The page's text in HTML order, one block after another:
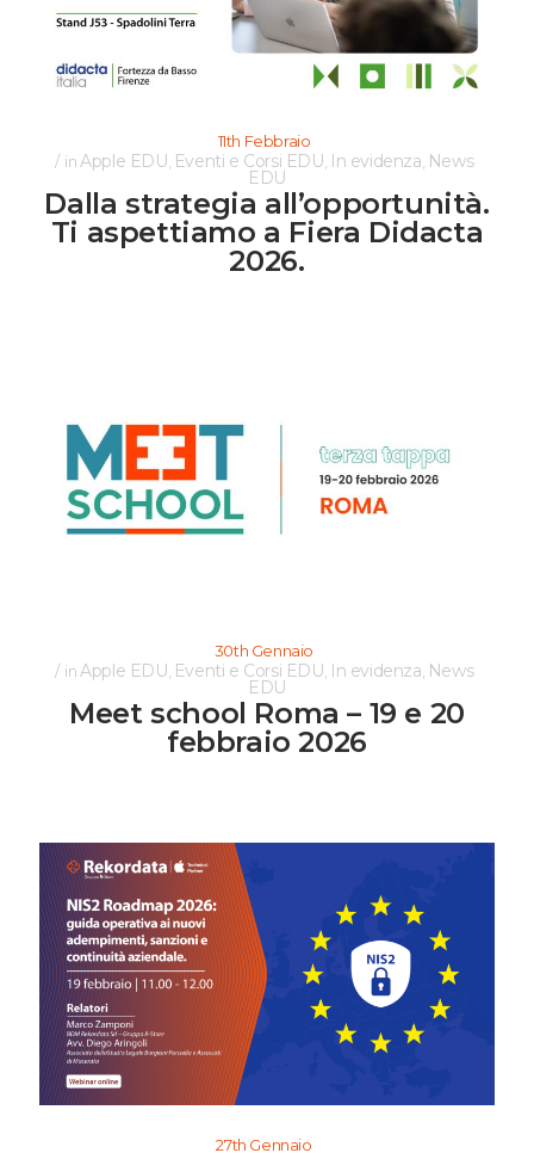
11th Febbraio
in Apple EDU Eventi e Corsi EDU In evidenza News
EDU
Dalla strategia all’opportunità.
Ti aspettiamo a Fiera Didacta
2026.
30th Gennaio
in Apple EDU Eventi e Corsi EDU In evidenza News
EDU
Meet school Roma – 19 e 20
febbraio 2026
27th Gennaio